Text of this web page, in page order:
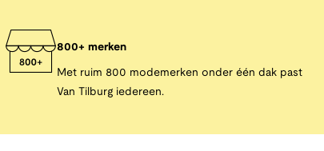
800+ merken
Met ruim 800 modemerken onder één dak past
Van Tilburg iedereen.